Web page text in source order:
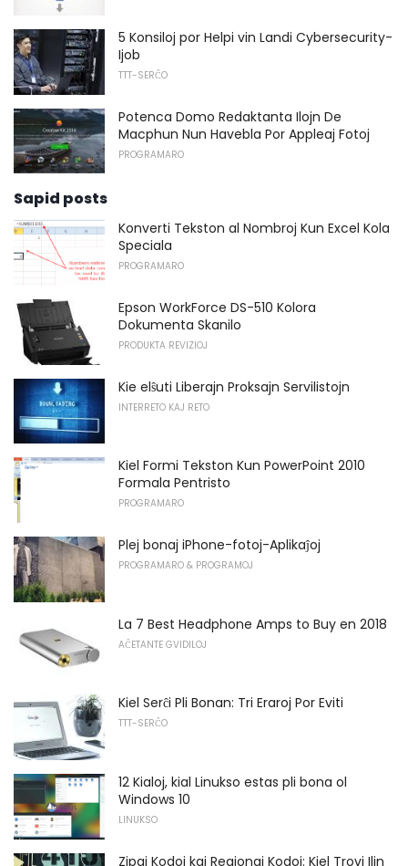
5 Konsiloj por Helpi vin Landi Cybersecurity-
Ijob
TTT-SERĈO
Potenca Domo Redaktanta Ilojn De
Macphun Nun Havebla Por Appleaj Fotoj
PROGRAMARO
Sapid posts
Konverti Tekston al Nombroj Kun Excel Kola
Speciala
PROGRAMARO
Epson WorkForce DS-510 Kolora
Dokumenta Skanilo
PRODUKTA REVIZIOJ
Kie elŝuti Liberajn Proksajn Servilistojn
INTERRETO KAJ RETO
Kiel Formi Tekston Kun PowerPoint 2010
Formala Pentristo
PROGRAMARO
Plej bonaj iPhone-fotoj-Aplikaĵoj
PROGRAMARO & PROGRAMOJ
La 7 Best Headphone Amps to Buy en 2018
AĈETANTE GVIDILOJ
Kiel Serĉi Pli Bonan: Tri Eraroj Por Eviti
TTT-SERĈO
12 Kialoj, kial Linukso estas pli bona ol
Windows 10
LINUKSO
Zipaj Kodoj kaj Regionaj Kodoj: Kiel Trovi Ilin